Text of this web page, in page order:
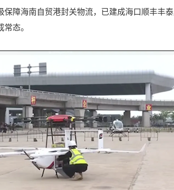
障海南自贸港封关物流，已建成海口顺丰丰
态。